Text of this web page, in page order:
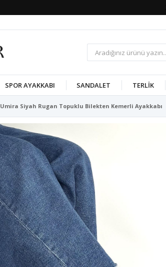
SPOR AYAKKABI SANDALET TERLIK
Umira Siyah Rugan Topuklu Bilekten Kemerli Ayakkabı